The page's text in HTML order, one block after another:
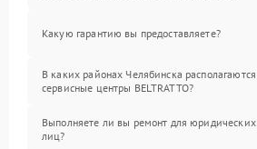
Какую гарантию вы предоставляете?
В каких районах Челябинска располагаются
сервисные центры BELTRATTO?
Выполняете ли вы ремонт для юридических
лиц?